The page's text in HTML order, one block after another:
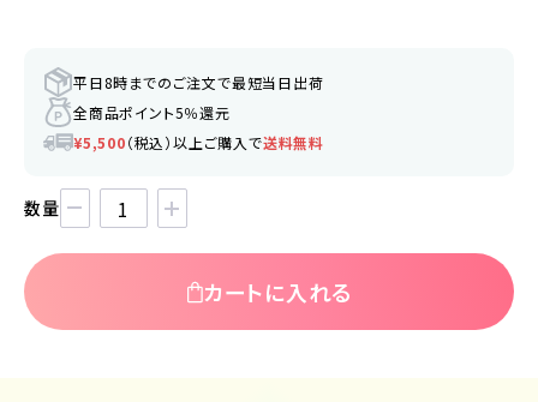
平日8時までのご注文で最短当日出荷
全商品ポイント5％還元
¥5,500（税込）以上ご購入で送料無料
数量
カートに入れる